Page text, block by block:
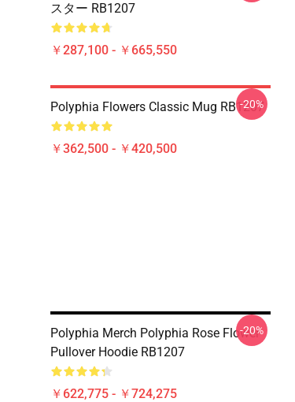
スター RB1207
￥287,100 - ￥665,550
Polyphia Flowers Classic Mug RB1207
￥362,500 - ￥420,500
-20%
Polyphia Merch Polyphia Rose Flower
Pullover Hoodie RB1207
￥622,775 - ￥724,275
-20%